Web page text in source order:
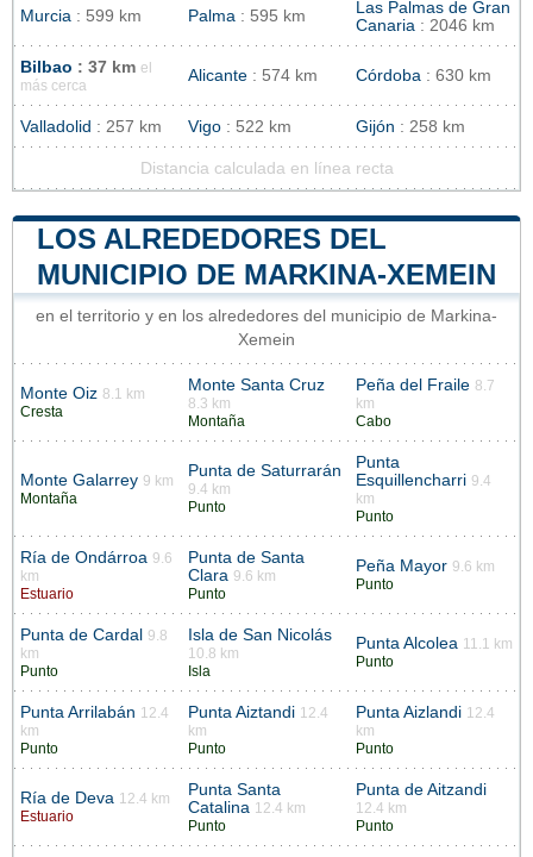
Murcia : 599 km Palma : 595 km
Las Palmas de Gran
Canaria : 2046 km
Bilbao : 37 km el
más cerca
Alicante : 574 km Córdoba : 630 km
Valladolid : 257 km Vigo : 522 km Gijón : 258 km
Distancia calculada en línea recta
LOS ALREDEDORES DEL
MUNICIPIO DE MARKINA-XEMEIN
en el territorio y en los alrededores del municipio de Markina-
Xemein
Monte Oiz 8.1 km
Cresta
Monte Santa Cruz
8.3 km
Montaña
Peña del Fraile 8.7
km
Cabo
Monte Galarrey 9 km
Montaña
Punta de Saturrarán
9.4 km
Punto
Punta
Esquillencharri 9.4
km
Punto
Ría de Ondárroa 9.6
km
Estuario
Punta de Santa
Clara 9.6 km
Punto
Peña Mayor 9.6 km
Punto
Punta de Cardal
9.8
km
Punto
Isla de San Nicolás
10.8 km
Isla
Punta Alcolea 11.1 km
Punto
Punta Arrilabán 12.4
km
Punto
Punta Aiztandi 12.4
km
Punto
Punta Aizlandi 12.4
km
Punto
Ría de Deva 12.4 km
Estuario
Punta Santa
Catalina 12.4 km
Punto
Punta de Aitzandi
12.4 km
Punto